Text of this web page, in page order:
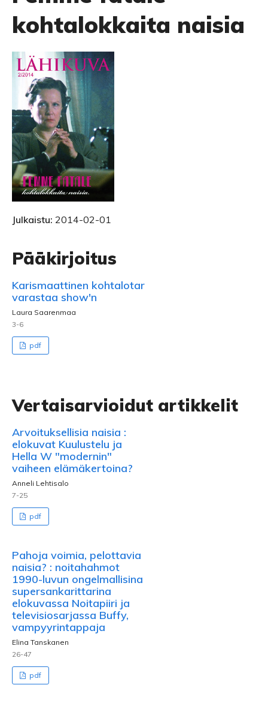
kohtalokkaita naisia
Julkaistu: 2014-02-01
Pääkirjoitus
Karismaattinen kohtalotar
varastaa show'n
Laura Saarenmaa
3-6
pdf
Vertaisarvioidut artikkelit
Arvoituksellisia naisia :
elokuvat Kuulustelu ja
Hella W "modernin"
vaiheen elämäkertoina?
Anneli Lehtisalo
7-25
pdf
Pahoja voimia, pelottavia
naisia? : noitahahmot
1990-luvun ongelmallisina
supersankarittarina
elokuvassa Noitapiiri ja
televisiosarjassa Buffy,
vampyyrintappaja
Elina Tanskanen
26-47
pdf